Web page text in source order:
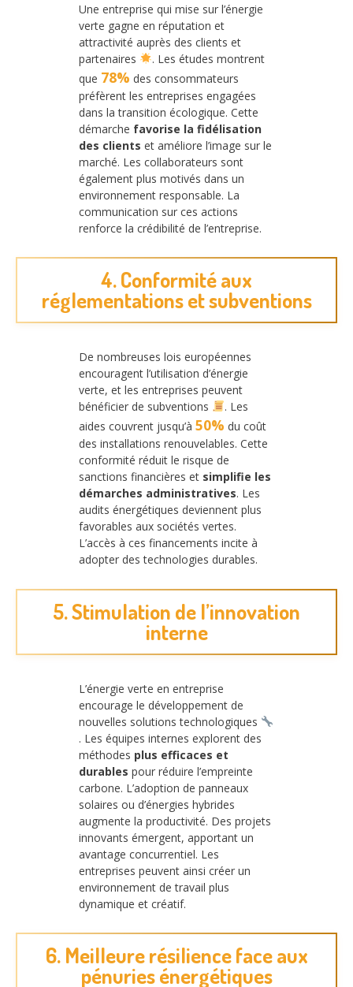
Une entreprise qui mise sur l’énergie
verte gagne en réputation et
attractivité auprès des clients et
partenaires
. Les études montrent
que 78% des consommateurs
préfèrent les entreprises engagées
dans la transition écologique. Cette
démarche favorise la fidélisation
des clients et améliore l’image sur le
marché. Les collaborateurs sont
également plus motivés dans un
environnement responsable. La
communication sur ces actions
renforce la crédibilité de l’entreprise.
4. Conformité aux
réglementations et subventions
De nombreuses lois européennes
encouragent l’utilisation d’énergie
verte, et les entreprises peuvent
bénéficier de subventions
. Les
aides couvrent jusqu’à 50% du coût
des installations renouvelables. Cette
conformité réduit le risque de
sanctions financières et simplifie les
démarches administratives. Les
audits énergétiques deviennent plus
favorables aux sociétés vertes.
L’accès à ces financements incite à
adopter des technologies durables.
5. Stimulation de l’innovation
interne
L’énergie verte en entreprise
encourage le développement de
nouvelles solutions technologiques
. Les équipes internes explorent des
méthodes plus efficaces et
durables pour réduire l’empreinte
carbone. L’adoption de panneaux
solaires ou d’énergies hybrides
augmente la productivité. Des projets
innovants émergent, apportant un
avantage concurrentiel. Les
entreprises peuvent ainsi créer un
environnement de travail plus
dynamique et créatif.
6. Meilleure résilience face aux
pénuries énergétiques